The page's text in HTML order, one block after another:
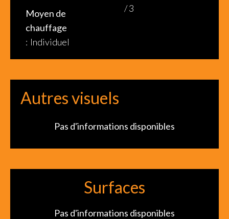
Moyen de
chauffage
Individuel
/ 3
Autres visuels
Pas d'informations disponibles
Surfaces
Pas d'informations disponibles